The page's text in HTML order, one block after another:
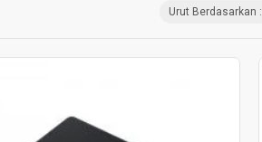
Urut Berdasarkan :